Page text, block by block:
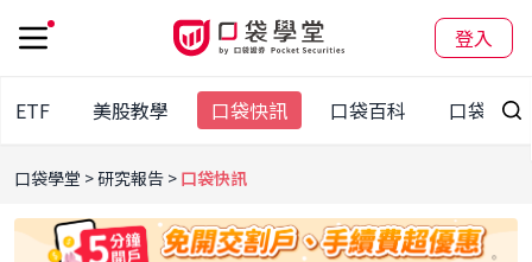
登入
ETF 美股教學 口袋快訊 口袋百科 口袋觀點
口袋學堂 研究報告 口袋快訊